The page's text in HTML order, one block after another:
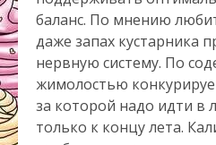
баланс. По мнению
даже запах кустарника
нервную систему. По
жимолостью
за которой надо идти в
только к концу лета.